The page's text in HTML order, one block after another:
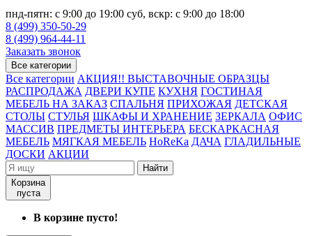
пнд-пятн: с 9:00 до 19:00 суб, вскр: с 9:00 до 18:00
8 (499) 350-50-29
8 (499) 964-44-11
Заказать звонок
Все категории
Все категории АКЦИЯ!! ВЫСТАВОЧНЫЕ ОБРАЗЦЫ
РАСПРОДАЖА ДВЕРИ КУПЕ КУХНЯ ГОСТИНАЯ
МЕБЕЛЬ НА ЗАКАЗ СПАЛЬНЯ ПРИХОЖАЯ ДЕТСКАЯ
СТОЛЫ СТУЛЬЯ ШКАФЫ И ХРАНЕНИЕ ЗЕРКАЛА ОФИС
МАССИВ ПРЕДМЕТЫ ИНТЕРЬЕРА БЕСКАРКАСНАЯ
МЕБЕЛЬ МЯГКАЯ МЕБЕЛЬ HoReKa ДАЧА ГЛАДИЛЬНЫЕ
ДОСКИ АКЦИИ
Найти
Корзина
пуста
В корзине пусто!